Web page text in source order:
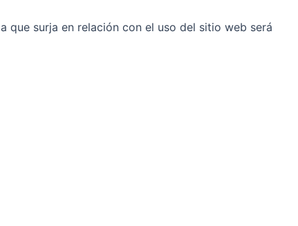
que surja en relación con el uso del sitio web será